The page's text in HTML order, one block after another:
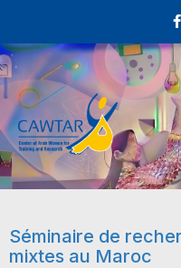
Séminaire de
mixtes au Maroc